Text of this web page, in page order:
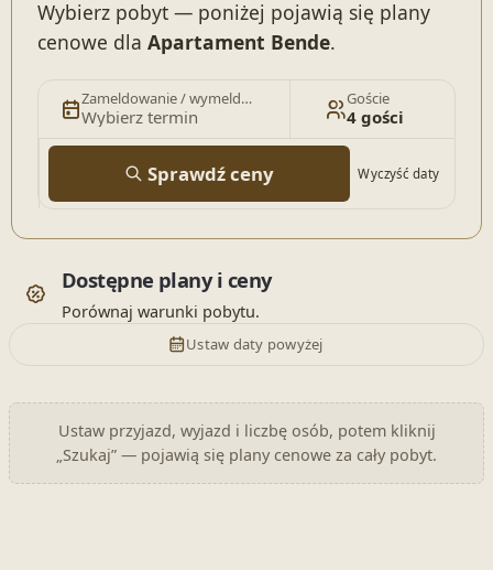
Wybierz pobyt — poniżej pojawią się plany
cenowe dla Apartament Bende.
Zameldowanie / wymeldowanie
Wybierz termin
Goście
4 gości
Sprawdź ceny Wyczyść daty
Dostępne plany i ceny
Porównaj warunki pobytu.
Ustaw daty powyżej
Ustaw przyjazd, wyjazd i liczbę osób, potem kliknij
„Szukaj” — pojawią się plany cenowe za cały pobyt.